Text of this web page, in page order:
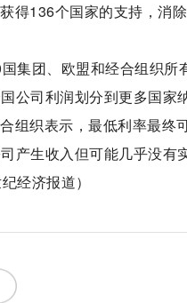
得136个国家的支持，消
集团、欧盟和经合组织
公司利润划分到更多国家
组织表示，最低利率最终
产生收入但可能几乎没有
经济报道）